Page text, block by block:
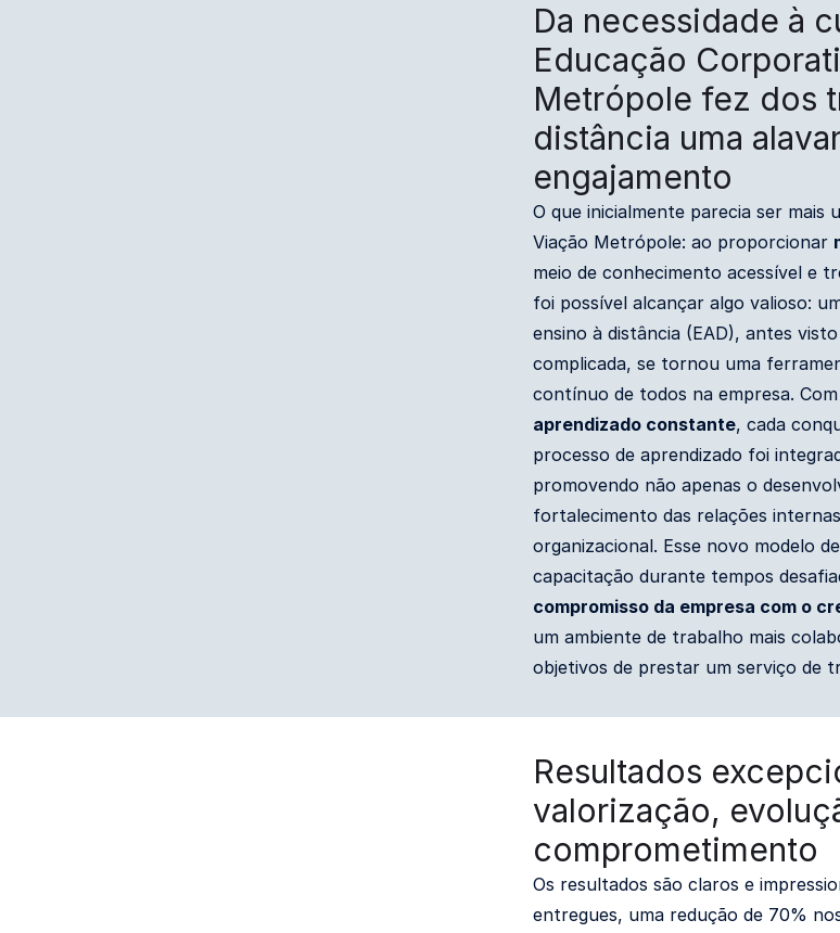
Da necessidade à
Educação
Metrópole fez dos
distância uma
engajamento
O que inicialmente parecia ser
Viação Metrópole: ao proporcionar
meio de conhecimento acessível e
foi possível alcançar algo valioso:
ensino à distância (EAD), antes
complicada, se tornou uma
contínuo de todos na empresa.
aprendizado constante, cada
processo de aprendizado foi
promovendo não apenas o
fortalecimento das relações
organizacional. Esse novo modelo
capacitação durante tempos
compromisso da empresa com o
um ambiente de trabalho mais
objetivos de prestar um serviço de
Resultados
valorização,
comprometimento
Os resultados são claros e
entregues, uma redução de 70%